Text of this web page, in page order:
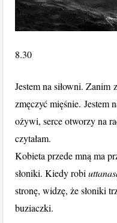
8.30
Jestem na siłowni. Zanim
zmęczyć mięśnie. Jestem
ożywi, serce otworzy na
czytałam.
Kobieta przede mną ma
słoniki. Kiedy robi
stronę, widzę, że słoniki
buziaczki.